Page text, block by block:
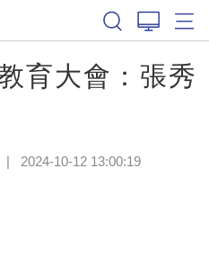
育大會：張秀
| 2024-10-12 13:00:19